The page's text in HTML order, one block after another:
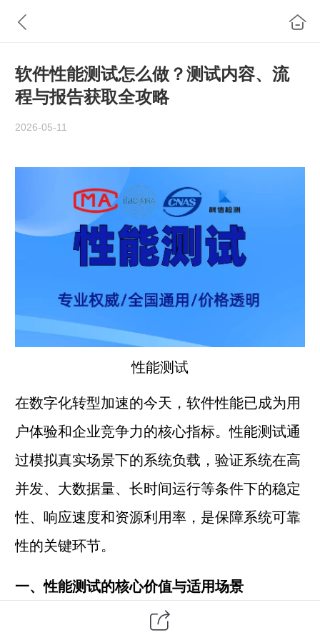
软件性能测试怎么做？测试内容、流
程与报告获取全攻略
2026-05-11
性能测试
在数字化转型加速的今天，软件性能已成为用
户体验和企业竞争力的核心指标。性能测试通
过模拟真实场景下的系统负载，验证系统在高
并发、大数据量、长时间运行等条件下的稳定
性、响应速度和资源利用率，是保障系统可靠
性的关键环节。
一、性能测试的核心价值与适用场景
：电商大促流量洪峰、金融系统